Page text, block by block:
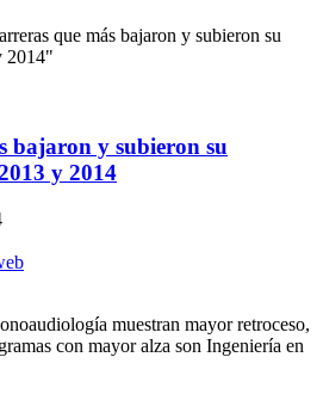
que más bajaron y subieron su
2014"
bajaron y subieron su
y 2014
muestran mayor retroceso,
con mayor alza son Ingeniería en